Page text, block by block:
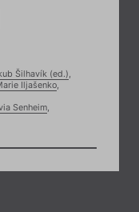
Šilhavík (ed.),
Iljašenko,
Senheim,